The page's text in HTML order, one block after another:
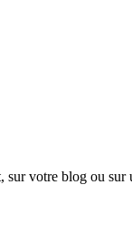
sur votre blog ou sur